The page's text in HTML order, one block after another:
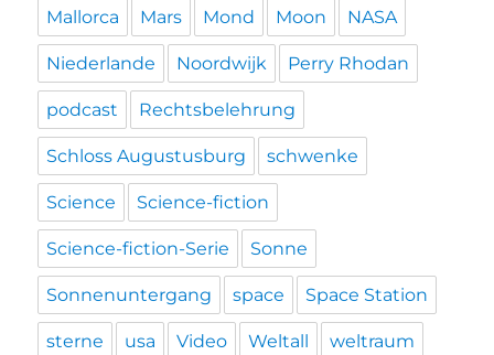
Mallorca Mars Mond Moon NASA
Niederlande Noordwijk Perry Rhodan
podcast Rechtsbelehrung
Schloss Augustusburg schwenke
Science Science-fiction
Science-fiction-Serie Sonne
Sonnenuntergang space Space Station
sterne usa Video Weltall weltraum